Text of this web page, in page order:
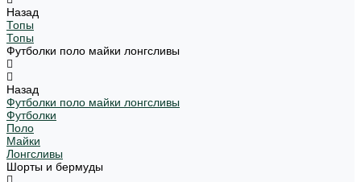
Назад
Топы
Топы
Футболки поло майки лонгсливы
Назад
Футболки поло майки лонгсливы
Футболки
Поло
Майки
Лонгсливы
Шорты и бермуды